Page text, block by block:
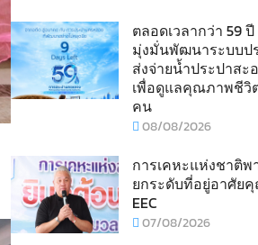
ตลอดเวลากว่า 59
มุ่งมั่นพัฒนาระบบป
ส่งจ่ายน้ำประปาส
เพื่อดูแลคุณภาพชีวิ
คน
08/08/2026
การเคหะแห่งชาติ
ยกระดับที่อยู่อาศัย
EEC
07/08/2026